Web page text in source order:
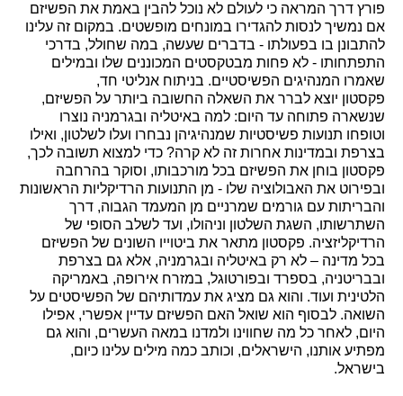
פורץ דרך המראה כי לעולם לא נוכל להבין באמת את הפשיזם
אם נמשיך לנסות להגדירו במונחים מופשטים. במקום זה עלינו
להתבונן בו בפעולתו - בדברים שעשה, במה שחולל, בדרכי
התפתחותו - לא פחות מבטקסטים המכוננים שלו ובמילים
שאמרו המנהיגים הפשיסטיים. בניתוח אנליטי חד,
פקסטון יוצא לברר את השאלה החשובה ביותר על הפשיזם,
שנשארה פתוחה עד היום: למה באיטליה ובגרמניה נוצרו
וטופחו תנועות פשיסטיות שמנהיגיהן נבחרו ועלו לשלטון, ואילו
בצרפת ובמדינות אחרות זה לא קרה? כדי למצוא תשובה לכך,
פקסטון בוחן את הפשיזם בכל מורכבותו, וסוקר בהרחבה
ובפירוט את האבולוציה שלו - מן התנועות הרדיקליות הראשונות
והבריתות עם גורמים שמרניים מן המעמד הגבוה, דרך
השתרשותו, השגת השלטון וניהולו, ועד לשלב הסופי של
הרדיקליזציה. פקסטון מתאר את ביטוייו השונים של הפשיזם
בכל מדינה – לא רק באיטליה ובגרמניה, אלא גם בצרפת
ובבריטניה, בספרד ובפורטוגל, במזרח אירופה, באמריקה
הלטינית ועוד. והוא גם מציג את עמדותיהם של הפשיסטים על
השואה. לבסוף הוא שואל האם הפשיזם עדיין אפשרי, אפילו
היום, לאחר כל מה שחווינו ולמדנו במאה העשרים, והוא גם
מפתיע אותנו, הישראלים, וכותב כמה מילים עלינו כיום,
בישראל.